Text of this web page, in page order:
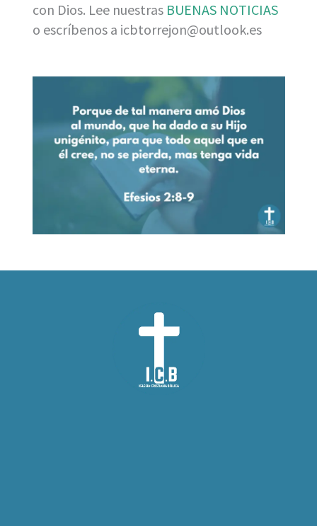
con Dios. Lee nuestrasBUENAS NOTICIAS
o escríbenos a icbtorrejon@outlook.es